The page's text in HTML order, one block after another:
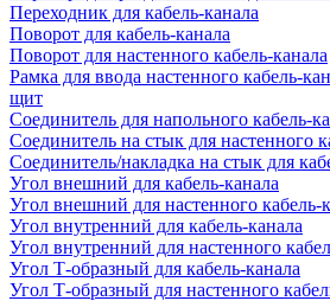
Переходник для кабель-канала
Поворот для кабель-канала
Поворот для настенного кабель-канала
Рамка для ввода настенного кабель-
щит
Соединитель для напольного кабель-
Соединитель на стык для настенного
Соединитель/накладка на стык для
Угол внешний для кабель-канала
Угол внешний для настенного кабель-
Угол внутренний для кабель-канала
Угол внутренний для настенного
Угол Т-образный для кабель-канала
Угол Т-образный для настенного